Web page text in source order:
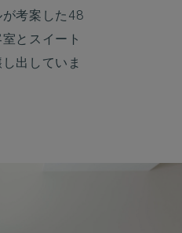
考案した48
とスイート
出していま